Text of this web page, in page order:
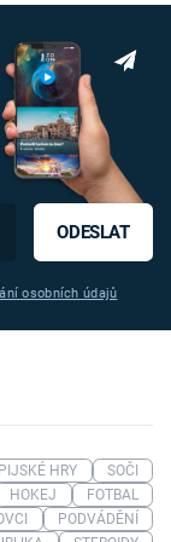
ODESLAT
osobních údajů
HRY
SOČI
HOKEJ
FOTBAL
PODVÁDĚNÍ